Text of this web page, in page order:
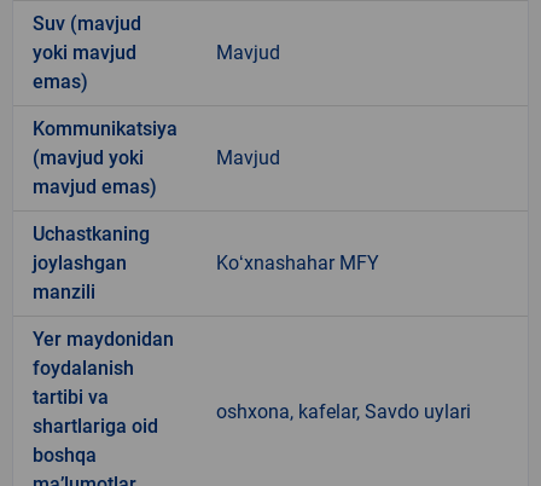
Suv (mavjud
yoki mavjud
emas)
Mavjud
Kommunikatsiya
(mavjud yoki
mavjud emas)
Mavjud
Uchastkaning
joylashgan
manzili
Koʻxnashahar MFY
Yer maydonidan
foydalanish
tartibi va
shartlariga oid
boshqa
oshxona, kafelar, Savdo uylari